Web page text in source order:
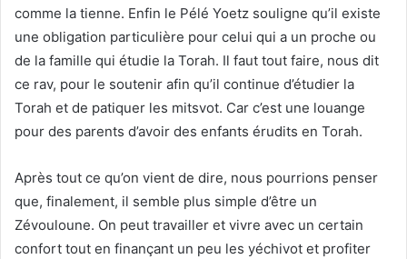
comme la tienne. Enfin le Pélé Yoetz souligne qu’il existe
une obligation particulière pour celui qui a un proche ou
de la famille qui étudie la Torah. Il faut tout faire, nous dit
ce rav, pour le soutenir afin qu’il continue d’étudier la
Torah et de patiquer les mitsvot. Car c’est une louange
pour des parents d’avoir des enfants érudits en Torah.
Après tout ce qu’on vient de dire, nous pourrions penser
que, finalement, il semble plus simple d’être un
Zévouloune. On peut travailler et vivre avec un certain
confort tout en finançant un peu les yéchivot et profiter